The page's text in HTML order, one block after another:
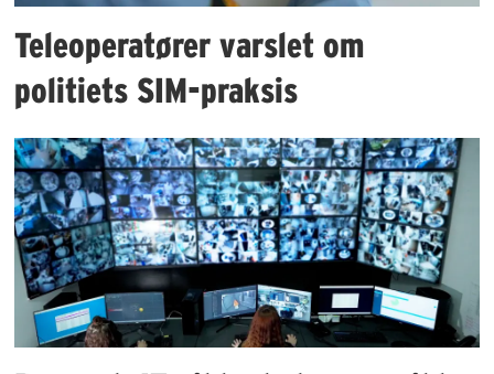
Teleoperatører varslet om
politiets SIM-praksis